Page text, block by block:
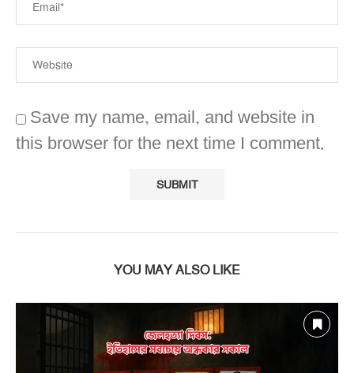
Save my name, email, and website in
this browser for the next time I comment.
YOU MAY ALSO LIKE